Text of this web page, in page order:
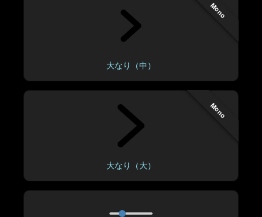
Mono
大なり（中）
Mono
大なり（大）